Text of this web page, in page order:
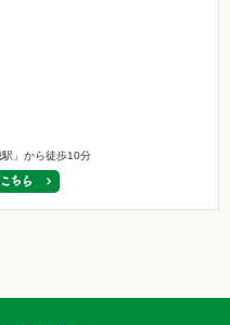
」から徒歩10分